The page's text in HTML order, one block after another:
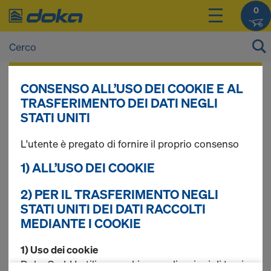
0
dopo illogin.
Tappo/Stoccaggio
Trovati 19 prodotti
Più ricercato
Tappo di ancoraggio per
CONSENSO ALL’USO DEI COOKIE E AL
TRASFERIMENTO DEI DATI NEGLI
STATI UNITI
L'utente è pregato di fornire il proprio consenso
1) ALL’USO DEI COOKIE
2) PER IL TRASFERIMENTO NEGLI
STATI UNITI DEI DATI RACCOLTI
MEDIANTE I COOKIE
1) Uso dei cookie
Doka GmbH utilizza cookie e applicazioni di terzi.